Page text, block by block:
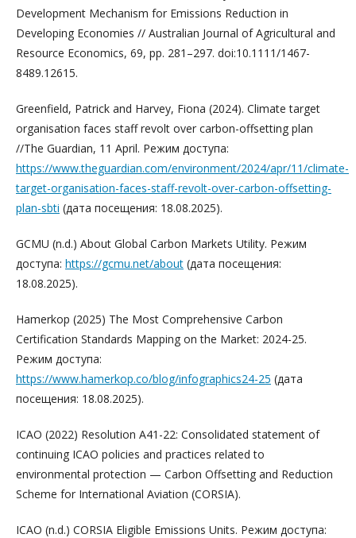
Development Mechanism for Emissions Reduction in
Developing Economies // Australian Journal of Agricultural and
Resource Economics, 69, pp. 281–297. doi:10.1111/1467-
8489.12615.
Greenfield, Patrick and Harvey, Fiona (2024). Climate target
organisation faces staff revolt over carbon-offsetting plan
//The Guardian, 11 April. Режим доступа:
https://www.theguardian.com/environment/2024/apr/11/climate-
target-organisation-faces-staff-revolt-over-carbon-offsetting-
plan-sbti (дата посещения: 18.08.2025).
GCMU (n.d.) About Global Carbon Markets Utility. Режим
доступа: https://gcmu.net/about (дата посещения:
18.08.2025).
Hamerkop (2025) The Most Comprehensive Carbon
Certification Standards Mapping on the Market: 2024-25.
Режим доступа:
https://www.hamerkop.co/blog/infographics24-25 (дата
посещения: 18.08.2025).
ICAO (2022) Resolution A41-22: Consolidated statement of
continuing ICAO policies and practices related to
environmental protection — Carbon Offsetting and Reduction
Scheme for International Aviation (CORSIA).
ICAO (n.d.) CORSIA Eligible Emissions Units. Режим доступа: